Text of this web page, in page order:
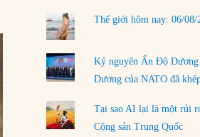
Trật tự thế giới mới: Các nước
phải chịu đựng?
30/07/2026
LOAD MORE
Thế giới hôm nay: 06/08/
Kỷ nguyên Ấn Độ
Dương của NATO đã
Tại sao AI lại là một rủi
Cộng sản Trung Quốc